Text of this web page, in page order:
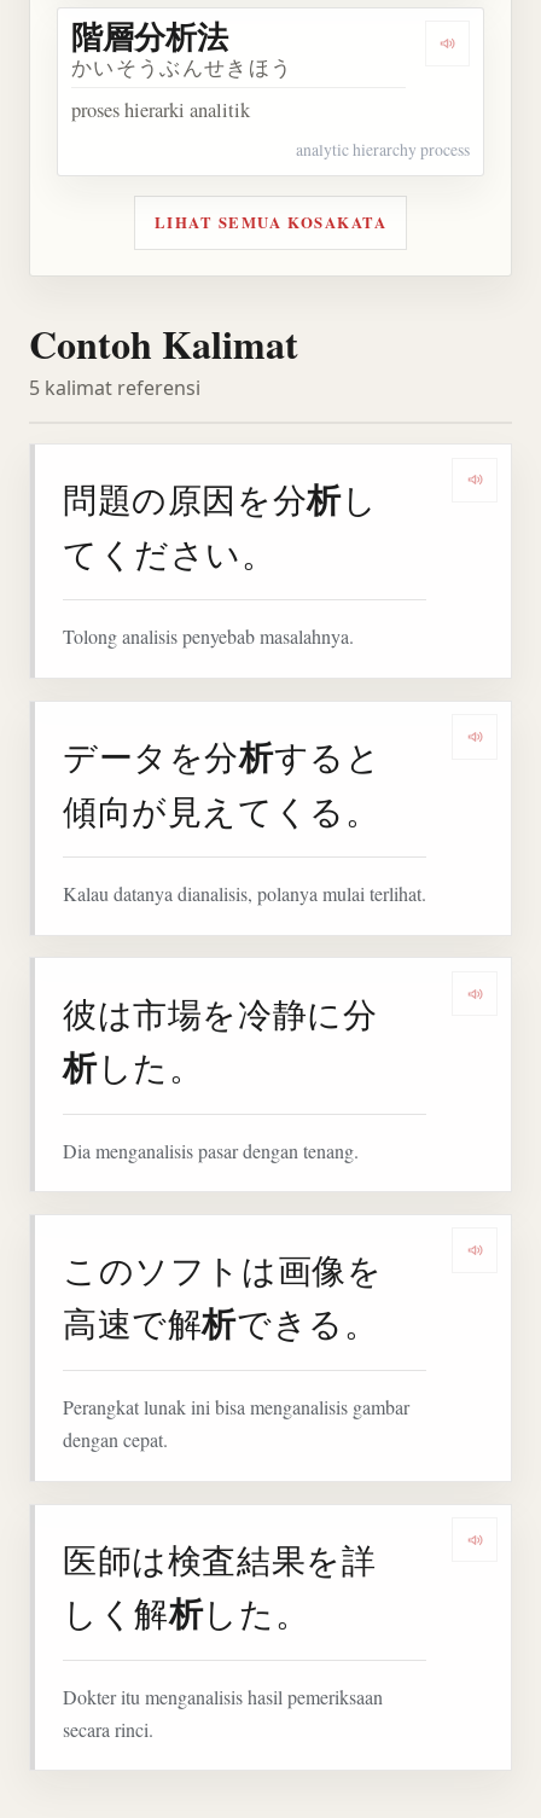
Dengarkan
階層分析法
かいそうぶんせきほう
proses hierarki analitik
analytic hierarchy process
LIHAT SEMUA KOSAKATA
Contoh Kalimat
5 kalimat referensi
問題の原因を分析し
てください。
Tolong analisis penyebab masalahnya.
データを分析すると
傾向が見えてくる。
Kalau datanya dianalisis, polanya mulai terlihat.
彼は市場を冷静に分
析した。
Dia menganalisis pasar dengan tenang.
このソフトは画像を
高速で解析できる。
Perangkat lunak ini bisa menganalisis gambar
dengan cepat.
医師は検査結果を詳
しく解析した。
Dokter itu menganalisis hasil pemeriksaan
secara rinci.